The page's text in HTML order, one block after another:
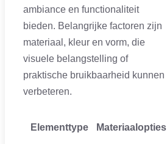
ambiance en functionaliteit
bieden. Belangrijke factoren zijn
materiaal, kleur en vorm, die
visuele belangstelling of
praktische bruikbaarheid kunnen
verbeteren.
Elementtype Materiaalopties